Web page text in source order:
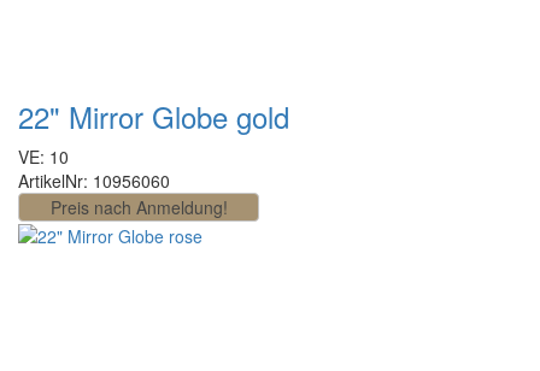
22" Mirror Globe gold
VE: 10
ArtikelNr: 10956060